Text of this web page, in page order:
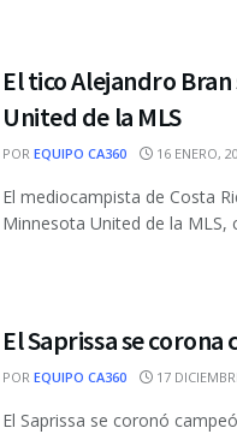
El tico Alejandro
United de la MLS
POR EQUIPO CA360 16 ENERO,
El mediocampista de Costa
Minnesota United de la MLS,
El Saprissa se
POR EQUIPO CA360 17
El Saprissa se coronó